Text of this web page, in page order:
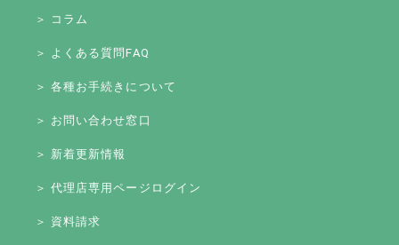
＞ コラム
＞ よくある質問FAQ
＞ 各種お手続きについて
＞ お問い合わせ窓口
＞ 新着更新情報
＞ 代理店専用ページログイン
＞ 資料請求